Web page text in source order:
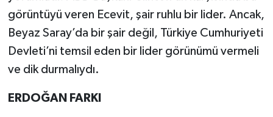
görüntüyü veren Ecevit, şair ruhlu bir lider. Ancak,
Beyaz Saray’da bir şair değil, Türkiye Cumhuriyeti
Devleti’ni temsil eden bir lider görünümü vermeli
ve dik durmalıydı.
ERDOĞAN FARKI